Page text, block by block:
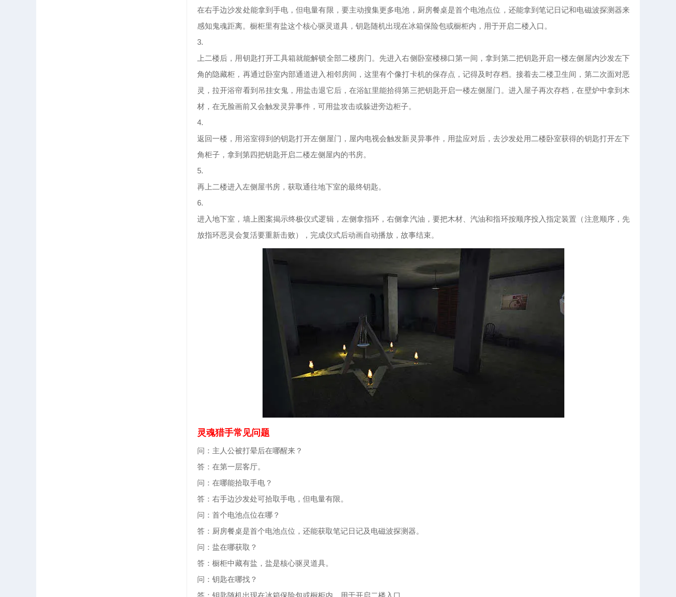
在右手边沙发处能拿到手电，但电量有限，要主动搜集更多电池，厨房餐桌是首个电池点位，还能拿到笔记日记和电磁波探测器来
感知鬼魂距离。橱柜里有盐这个核心驱灵道具，钥匙随机出现在冰箱保险包或橱柜内，用于开启二楼入口。
3.
上二楼后，用钥匙打开工具箱就能解锁全部二楼房门。先进入右侧卧室楼梯口第一间，拿到第二把钥匙开启一楼左侧屋内沙发左下
角的隐藏柜，再通过卧室内部通道进入相邻房间，这里有个像打卡机的保存点，记得及时存档。接着去二楼卫生间，第二次面对恶
灵，拉开浴帘看到吊挂女鬼，用盐击退它后，在浴缸里能拾得第三把钥匙开启一楼左侧屋门。进入屋子再次存档，在壁炉中拿到木
材，在无脸画前又会触发灵异事件，可用盐攻击或躲进旁边柜子。
4.
返回一楼，用浴室得到的钥匙打开左侧屋门，屋内电视会触发新灵异事件，用盐应对后，去沙发处用二楼卧室获得的钥匙打开左下
角柜子，拿到第四把钥匙开启二楼左侧屋内的书房。
5.
再上二楼进入左侧屋书房，获取通往地下室的最终钥匙。
6.
进入地下室，墙上图案揭示终极仪式逻辑，左侧拿指环，右侧拿汽油，要把木材、汽油和指环按顺序投入指定装置（注意顺序，先
放指环恶灵会复活要重新击败），完成仪式后动画自动播放，故事结束。
灵魂猎手常见问题
问：主人公被打晕后在哪醒来？
答：在第一层客厅。
问：在哪能拾取手电？
答：右手边沙发处可拾取手电，但电量有限。
问：首个电池点位在哪？
答：厨房餐桌是首个电池点位，还能获取笔记日记及电磁波探测器。
问：盐在哪获取？
答：橱柜中藏有盐，盐是核心驱灵道具。
问：钥匙在哪找？
答：钥匙随机出现在冰箱保险包或橱柜内，用于开启二楼入口。